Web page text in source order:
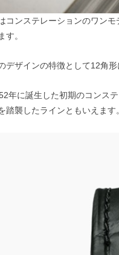
コンステレーションのワン
す。
デザインの特徴として12角
年に誕生した初期のコンス
踏襲したラインともいえます。